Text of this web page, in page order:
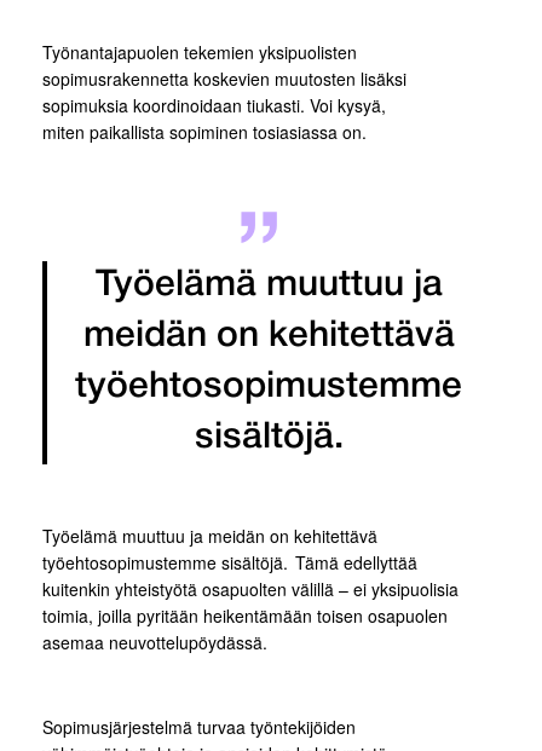
Työnantajapuolen tekemien yksipuolisten
sopimusrakennetta koskevien muutosten lisäksi
sopimuksia koordinoidaan tiukasti. Voi kysyä,
miten paikallista sopiminen tosiasiassa on.
Työelämä muuttuu ja
meidän on kehitettävä
työehtosopimustemme
sisältöjä.
Työelämä muuttuu ja meidän on kehitettävä
työehtosopimustemme sisältöjä. Tämä edellyttää
kuitenkin yhteistyötä osapuolten välillä – ei yksipuolisia
toimia, joilla pyritään heikentämään toisen osapuolen
asemaa neuvottelupöydässä.
Sopimusjärjestelmä turvaa työntekijöiden